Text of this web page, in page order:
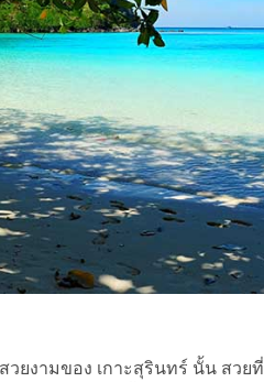
งามของ เกาะสุรินทร์ นั้น สวย